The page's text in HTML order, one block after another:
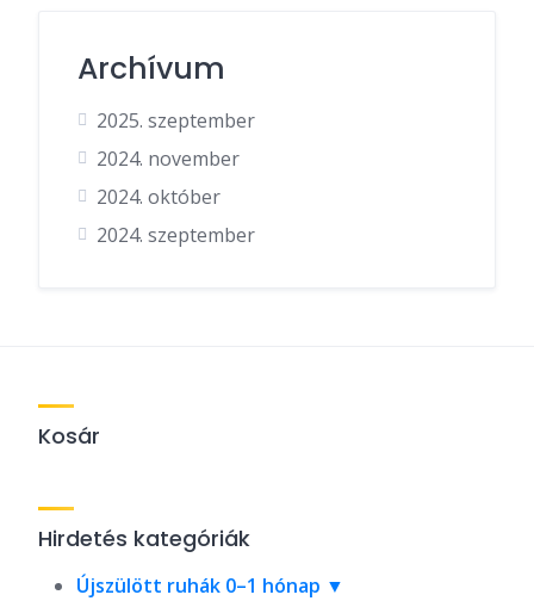
Archívum
2025. szeptember
2024. november
2024. október
2024. szeptember
Kosár
Hirdetés kategóriák
Újszülött ruhák 0–1 hónap